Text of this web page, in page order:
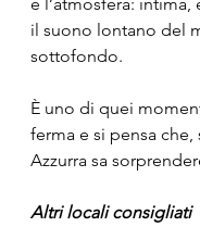
il suono lontano del
sottofondo.
È uno di quei
ferma e si pensa che,
Azzurra sa
Altri locali consigliati